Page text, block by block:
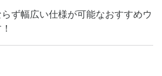
ず幅広い仕様が可能なおすすめウ